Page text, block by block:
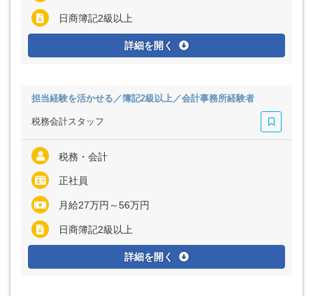
日商簿記2級以上
詳細を開く
担当経験を活かせる／簿記2級以上／会計事務所経験者
税務会計スタッフ
税務・会計
正社員
月給27万円～56万円
日商簿記2級以上
詳細を開く